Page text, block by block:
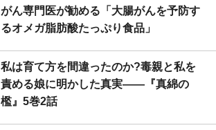
がん専門医が勧める「大腸がんを予防す
るオメガ脂肪酸たっぷり食品」
私は育て方を間違ったのか?毒親と私を
責める娘に明かした真実――『真綿の
檻』5巻2話